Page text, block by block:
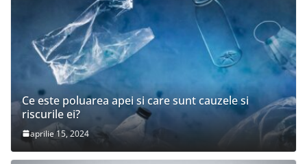
Ce este poluarea apei si care sunt cauzele si
riscurile ei?
aprilie 15, 2024